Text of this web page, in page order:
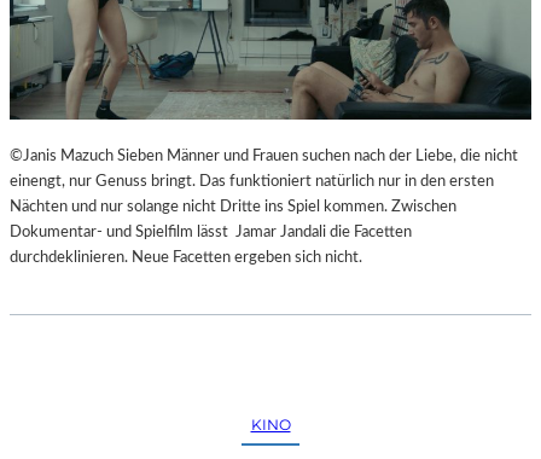
©Janis Mazuch Sieben Männer und Frauen suchen nach der Liebe, die nicht
einengt, nur Genuss bringt. Das funktioniert natürlich nur in den ersten
Nächten und nur solange nicht Dritte ins Spiel kommen. Zwischen
Dokumentar- und Spielfilm lässt Jamar Jandali die Facetten
durchdeklinieren. Neue Facetten ergeben sich nicht.
KINO